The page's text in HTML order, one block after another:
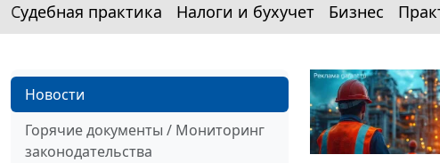
Судебная практика Налоги и бухучет Бизнес
Новости
Горячие документы / Мониторинг
законодательства